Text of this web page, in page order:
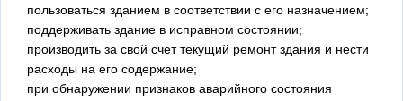
пользоваться зданием в соответствии с его назначением;
поддерживать здание в исправном состоянии;
производить за свой счет текущий ремонт здания и нести
расходы на его содержание;
при обнаружении признаков аварийного состояния